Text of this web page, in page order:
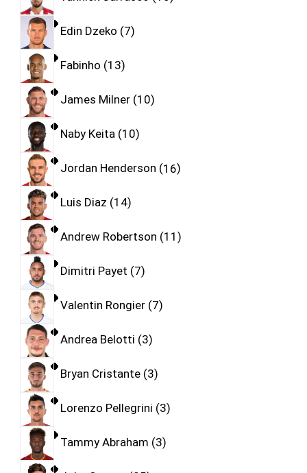
Edin Dzeko 7
Fabinho 13
James Milner 10
Naby Keita 10
Jordan Henderson 16
Luis Diaz 14
Andrew Robertson 11
Dimitri Payet 7
Valentin Rongier 7
Andrea Belotti 3
Bryan Cristante 3
Lorenzo Pellegrini 3
Tammy Abraham 3